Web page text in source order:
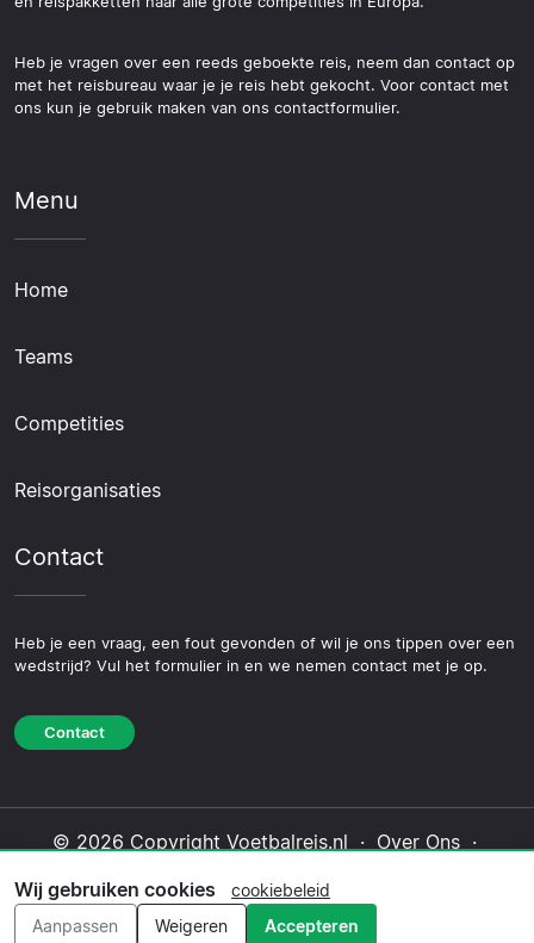
Heb je vragen over een reeds geboekte reis, neem dan contact op
met het reisbureau waar je je reis hebt gekocht. Voor contact met
ons kun je gebruik maken van ons contactformulier.
Menu
Home
Teams
Competities
Reisorganisaties
Contact
Heb je een vraag, een fout gevonden of wil je ons tippen over een
wedstrijd? Vul het formulier in en we nemen contact met je op.
Contact
© 2026 Copyright Voetbalreis.nl · Over Ons·
Redactioneel beleid
Wij gebruiken cookies
cookiebeleid
Aanpassen
Weigeren Accepteren